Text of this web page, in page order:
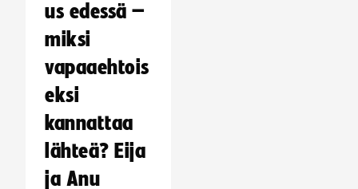
us edessä –
miksi
vapaaehtois
eksi
kannattaa
lähteä? Eija
ja Anu